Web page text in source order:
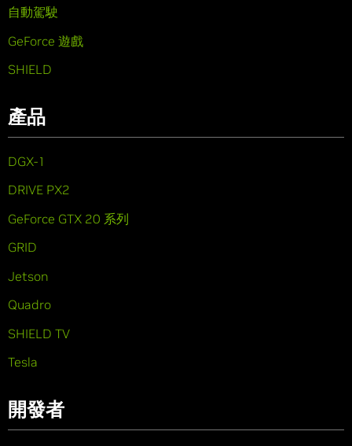
自動駕駛
GeForce 遊戲
SHIELD
產品
DGX-1
DRIVE PX2
GeForce GTX 20 系列
GRID
Jetson
Quadro
SHIELD TV
Tesla
開發者